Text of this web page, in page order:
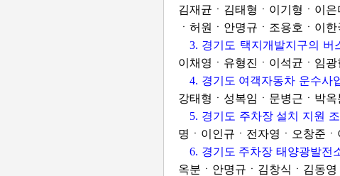
김재균ㆍ김태형ㆍ이기형ㆍ이
ㆍ허원ㆍ안명규ㆍ조용호ㆍ이
3. 경기도 택지개발지구의
이채영ㆍ유형진ㆍ이석균ㆍ임
4. 경기도 여객자동차 운수사
강태형ㆍ성복임ㆍ문병근ㆍ박
5. 경기도 주차장 설치 지원
명ㆍ이인규ㆍ전자영ㆍ오창준
6. 경기도 주차장 태양광발전
옥분ㆍ안명규ㆍ김창식ㆍ김동